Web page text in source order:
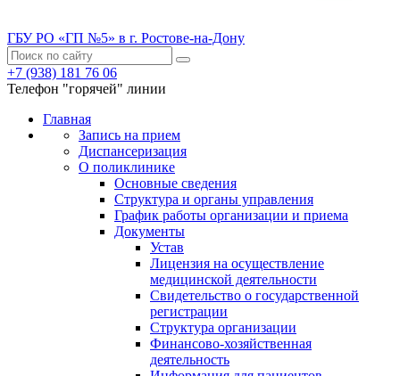
ГБУ РО «ГП №5» в г. Ростове-на-Дону
+7 (938) 181 76 06
Телефон "горячей" линии
Главная
Запись на прием
Диспансеризация
О поликлинике
Основные сведения
Структура и органы управления
График работы организации и приема
Документы
Устав
Лицензия на осуществление
медицинской деятельности
Свидетельство о государственной
регистрации
Структура организации
Финансово-хозяйственная
деятельность